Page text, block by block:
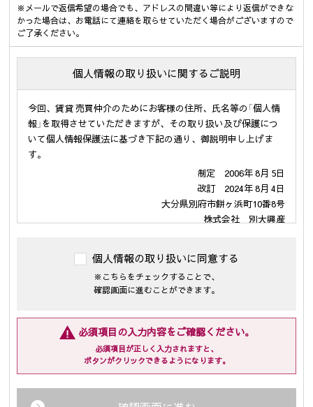
※メールで返信希望の場合でも、アドレスの間違い等により返信ができな
かった場合は、お電話にて連絡を取らせていただく場合がございますので
ご了承ください。
個人情報の取り扱いに関するご説明
今回、賃貸 売買仲介のためにお客様の住所、氏名等の「個人情
報」を取得させていただきますが、その取り扱い及び保護につ
いて個人情報保護法に基づき下記の通り、御説明申し上げま
す。
制定 2006年 8月 5日
改訂 2024年 8月 4日
大分県別府市餅ヶ浜町10番8号
株式会社 別大興産
１．個人情報の利用の目的
当社が保有するお客様の個人情報は、次の目的のために利用さ
売買契約の締結、仲介業務」
・賃貸については「入居受付審査、紹介カード、結果などの
連絡、賃貸借契約、保証契約、保証委託契約、管理委託契
約、それらに付随する契約の締結、仲介、履行、及び契約
個人情報の取り扱いに同意する
※こちらをチェックすることで、
確認画面に進むことができます。
必須項目の入力内容をご確認ください。
必須項目が正しく入力されますと、
ボタンがクリックできるようになります。